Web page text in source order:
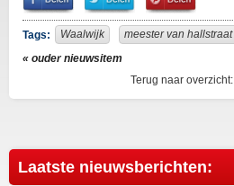
on
Facebook
on
Twitter
It!
Tags: Waalwijk meester van hallstraat
« ouder nieuwsitem
Terug naar overzicht:
Laatste nieuwsberichten: